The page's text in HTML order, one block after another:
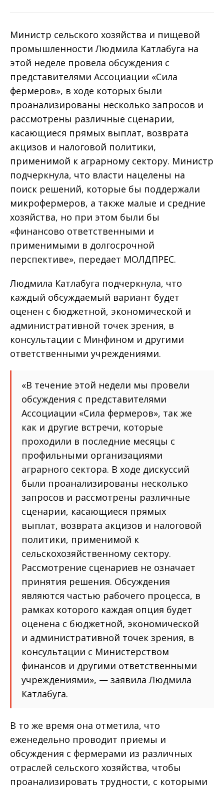
Министр сельского хозяйства и пищевой
промышленности Людмила Катлабуга на
этой неделе провела обсуждения с
представителями Ассоциации «Сила
фермеров», в ходе которых были
проанализированы несколько запросов и
рассмотрены различные сценарии,
касающиеся прямых выплат, возврата
акцизов и налоговой политики,
применимой к аграрному сектору. Министр
подчеркнула, что власти нацелены на
поиск решений, которые бы поддержали
микрофермеров, а также малые и средние
хозяйства, но при этом были бы
«финансово ответственными и
применимыми в долгосрочной
перспективе», передает МОЛДПРЕС.
Людмила Катлабуга подчеркнула, что
каждый обсуждаемый вариант будет
оценен с бюджетной, экономической и
административной точек зрения, в
консультации с Минфином и другими
ответственными учреждениями.
«В течение этой недели мы провели
обсуждения с представителями
Ассоциации «Сила фермеров», так же
как и другие встречи, которые
проходили в последние месяцы с
профильными организациями
аграрного сектора. В ходе дискуссий
были проанализированы несколько
запросов и рассмотрены различные
сценарии, касающиеся прямых
выплат, возврата акцизов и налоговой
политики, применимой к
сельскохозяйственному сектору.
Рассмотрение сценариев не означает
принятия решения. Обсуждения
являются частью рабочего процесса, в
рамках которого каждая опция будет
оценена с бюджетной, экономической
и административной точек зрения, в
консультации с Министерством
финансов и другими ответственными
учреждениями», — заявила Людмила
Катлабуга.
В то же время она отметила, что
еженедельно проводит приемы и
обсуждения с фермерами из различных
отраслей сельского хозяйства, чтобы
проанализировать трудности, с которыми